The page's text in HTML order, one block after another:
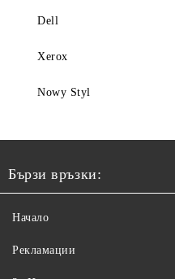
Dell
Xerox
Nowy Styl
Бързи връзки:
Начало
Рекламации